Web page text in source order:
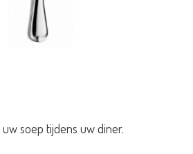
soep tijdens uw diner.